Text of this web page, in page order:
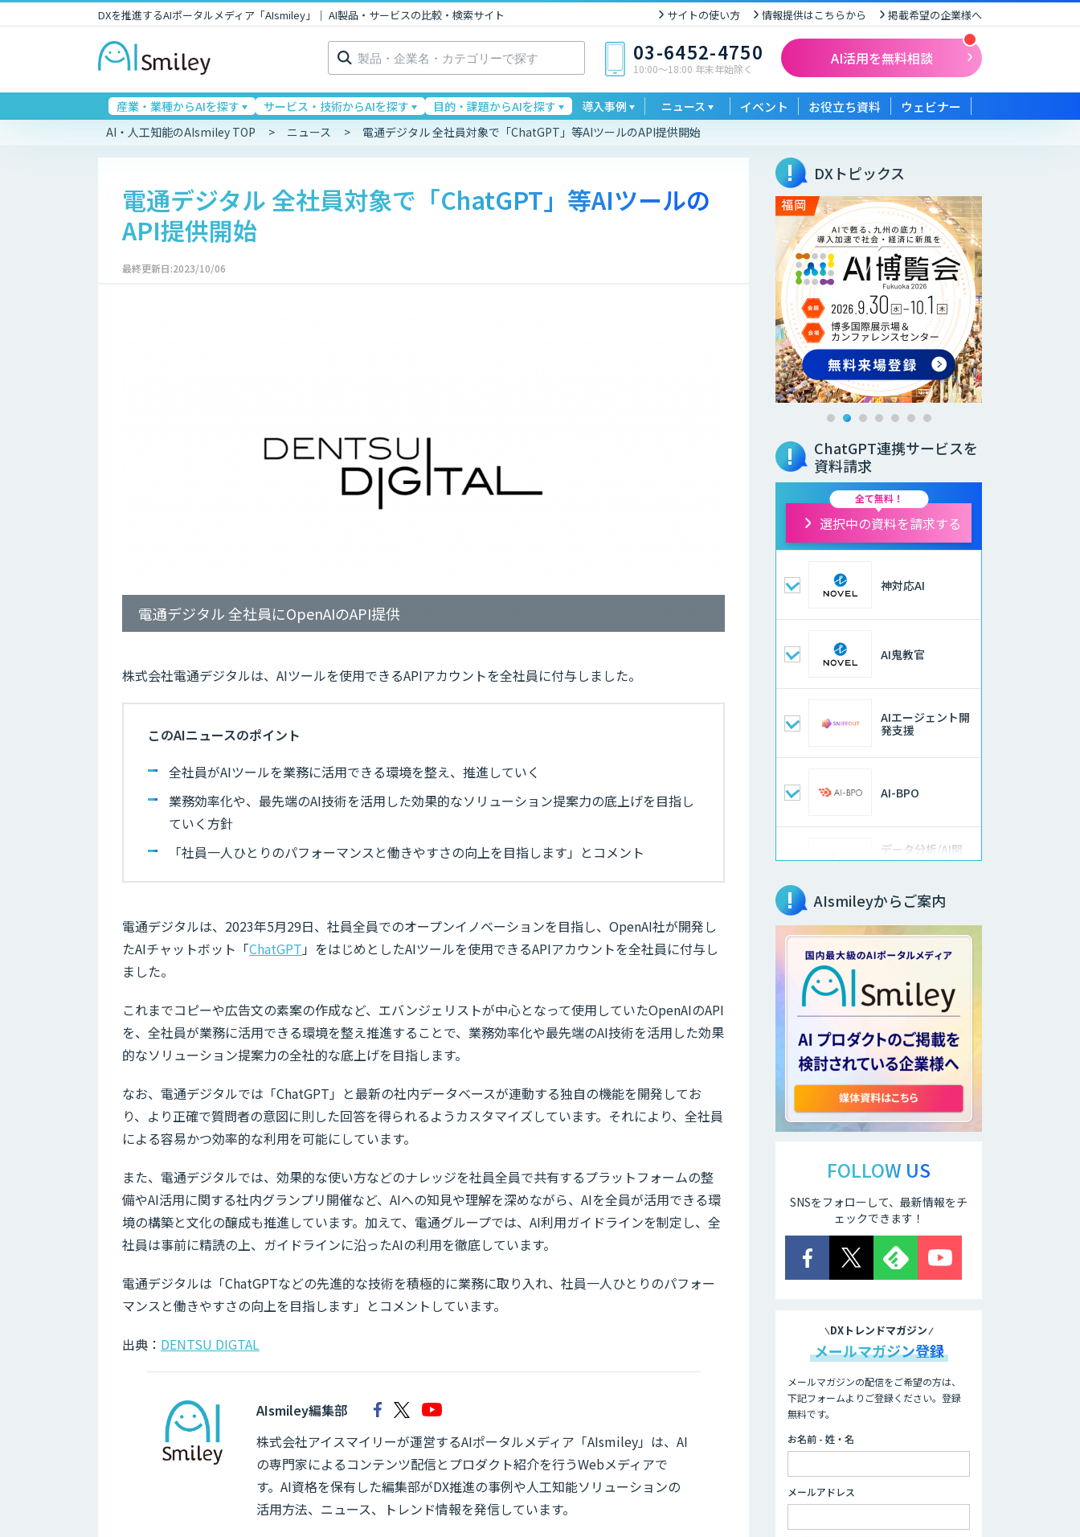
DXを推進するAIポータルメディア「AIsmiley」｜ AI製品・サービスの比較・検索サイト サイトの使い方 情報提供はこちらから 掲載希望の企業様へ
検
索: 03-6452-4750
10:00〜18:00 年末年始除く
AI活用を無料相談
産業・業種からAIを探す サービス・技術からAIを探す 目的・課題からAIを探す 導入事例 ニュース イベント お役立ち資料 ウェビナー
AI・人工知能のAIsmiley TOP ニュース 電通デジタル 全社員対象で「ChatGPT」等AIツールのAPI提供開始
電通デジタル 全社員対象で「ChatGPT」等AIツールの
API提供開始
最終更新日:2023/10/06
電通デジタル 全社員にOpenAIのAPI提供
株式会社電通デジタルは、AIツールを使用できるAPIアカウントを全社員に付与しました。
このAIニュースのポイント
全社員がAIツールを業務に活用できる環境を整え、推進していく
業務効率化や、最先端のAI技術を活用した効果的なソリューション提案力の底上げを目指し
ていく方針
「社員一人ひとりのパフォーマンスと働きやすさの向上を目指します」とコメント
電通デジタルは、2023年5月29日、社員全員でのオープンイノベーションを目指し、OpenAI社が開発し
たAIチャットボット「ChatGPT」をはじめとしたAIツールを使用できるAPIアカウントを全社員に付与し
ました。
これまでコピーや広告文の素案の作成など、エバンジェリストが中心となって使用していたOpenAIのAPI
を、全社員が業務に活用できる環境を整え推進することで、業務効率化や最先端のAI技術を活用した効果
的なソリューション提案力の全社的な底上げを目指します。
なお、電通デジタルでは「ChatGPT」と最新の社内データベースが連動する独自の機能を開発してお
り、より正確で質問者の意図に則した回答を得られるようカスタマイズしています。それにより、全社員
による容易かつ効率的な利用を可能にしています。
また、電通デジタルでは、効果的な使い方などのナレッジを社員全員で共有するプラットフォームの整
備やAI活用に関する社内グランプリ開催など、AIへの知見や理解を深めながら、AIを全員が活用できる環
境の構築と文化の醸成も推進しています。加えて、電通グループでは、AI利用ガイドラインを制定し、全
社員は事前に精読の上、ガイドラインに沿ったAIの利用を徹底しています。
電通デジタルは「ChatGPTなどの先進的な技術を積極的に業務に取り入れ、社員一人ひとりのパフォー
マンスと働きやすさの向上を目指します」とコメントしています。
出典： DENTSU DIGTAL
AIsmiley編集部
株式会社アイスマイリーが運営するAIポータルメディア「AIsmiley」は、AI
の専門家によるコンテンツ配信とプロダクト紹介を行うWebメディアで
す。AI資格を保有した編集部がDX推進の事例や人工知能ソリューションの
活用方法、ニュース、トレンド情報を発信しています。
DXトピックス
ChatGPT連携サービスを
資料請求
全て無料！
選択中の資料を請求する
神対応AI
AI鬼教官
AIエージェント開
発支援
AI-BPO
データ分析/AI開
発/コンサルティン
Docify（ドシファ
イ）
imprai ezKotae
ログミーツ
powered by
GPT-4
JOINT AI Flow
AIR-NEXUS
secondz
Agentsense
Smart Search
法人向けAIエージ
で顧客コミュニケ
「ZEROCK」
AIsmileyからご案内
FOLLOW US
SNSをフォローして、最新情報をチ
ェックできます！
DXトレンドマガジン
メールマガジン登録
メールマガジンの配信をご希望の方は、
下記フォームよりご登録ください。登録
無料です。
お名前 - 姓・名
メールアドレス